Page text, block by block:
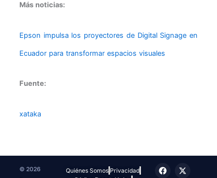
Más noticias:
Epson impulsa los proyectores de Digital Signage en
Ecuador para transformar espacios visuales
Fuente:
xataka
© 2026
Quiénes Somos Privacidad
F
a
X
-
T
e
T
i